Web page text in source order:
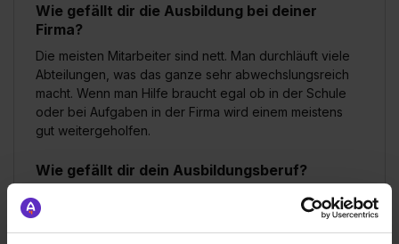
Wie gefällt dir die Ausbildung bei deiner
Firma?
Die meisten Mitarbeiter sind nett. Man durchläuft viele
Abteilungen, was das ganze sehr abwechslungsreich
macht. Wenn man Hilfe braucht egal ob in der Schule
oder bei Aufgaben in der Firma wird einem meistens
gut weitergeholfen.
Wie gefällt dir dein Ausbildungsberuf?
Der Beruf gefällt mir, da er sehr Abwechslungsreich ist.
Und man dadurch viele Einsatzmöglichkeiten hat.